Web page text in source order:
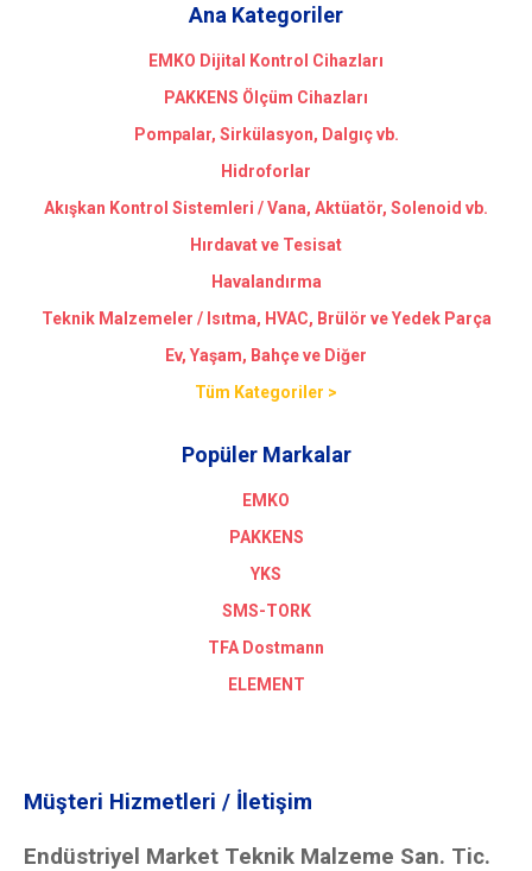
Ana Kategoriler
EMKO Dijital Kontrol Cihazları
PAKKENS Ölçüm Cihazları
Pompalar, Sirkülasyon, Dalgıç vb.
Hidroforlar
Akışkan Kontrol Sistemleri / Vana, Aktüatör, Solenoid vb.
Hırdavat ve Tesisat
Havalandırma
Teknik Malzemeler / Isıtma, HVAC, Brülör ve Yedek Parça
Ev, Yaşam, Bahçe ve Diğer
Tüm Kategoriler >
Popüler Markalar
EMKO
PAKKENS
YKS
SMS-TORK
TFA Dostmann
ELEMENT
Müşteri Hizmetleri / İletişim
Endüstriyel Market Teknik Malzeme San. Tic.